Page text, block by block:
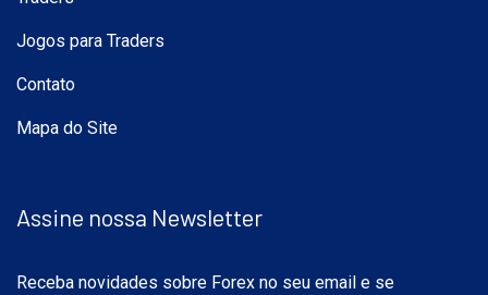
Jogos para Traders
Contato
Mapa do Site
Assine nossa Newsletter
Receba novidades sobre Forex no seu email e se